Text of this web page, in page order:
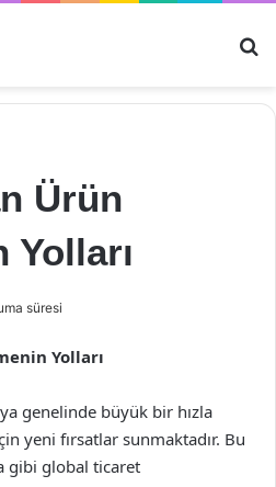
Ürün
süresi
Yolları
genelinde büyük bir hızla
yeni fırsatlar sunmaktadır. Bu
gibi global ticaret